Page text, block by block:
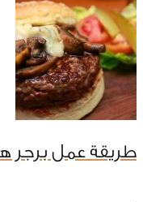
طريقة عمل برجر